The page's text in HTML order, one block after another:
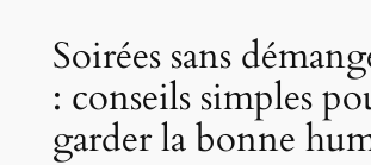
Soirées sans
: conseils simples
garder la bonne